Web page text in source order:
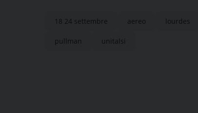
18 24 settembre aereo lourdes
pullman unitalsi